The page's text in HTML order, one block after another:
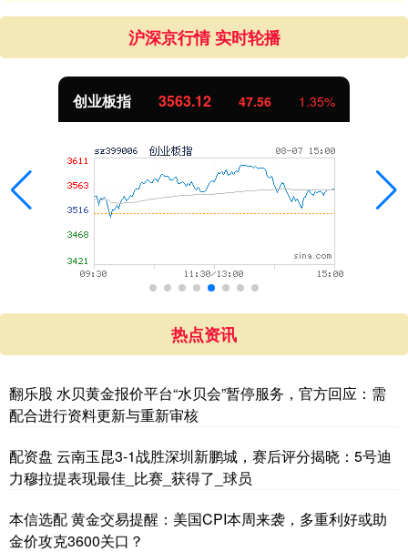
沪深京行情 实时轮播
创业板指 3563.12 47.56 1.35%
热点资讯
翻乐股 水贝黄金报价平台“水贝会”暂停服务，官方回应：需
配合进行资料更新与重新审核
配资盘 云南玉昆3-1战胜深圳新鹏城，赛后评分揭晓：5号迪
力穆拉提表现最佳_比赛_获得了_球员
本信选配 黄金交易提醒：美国CPI本周来袭，多重利好或助
金价攻克3600关口？